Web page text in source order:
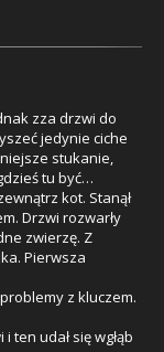
zza drzwi do
jedynie ciche
stukanie,
tu być…
kot. Stanął
Drzwi rozwarły
zwierzę. Z
Pierwsza
z kluczem.
ten udał się wgłąb